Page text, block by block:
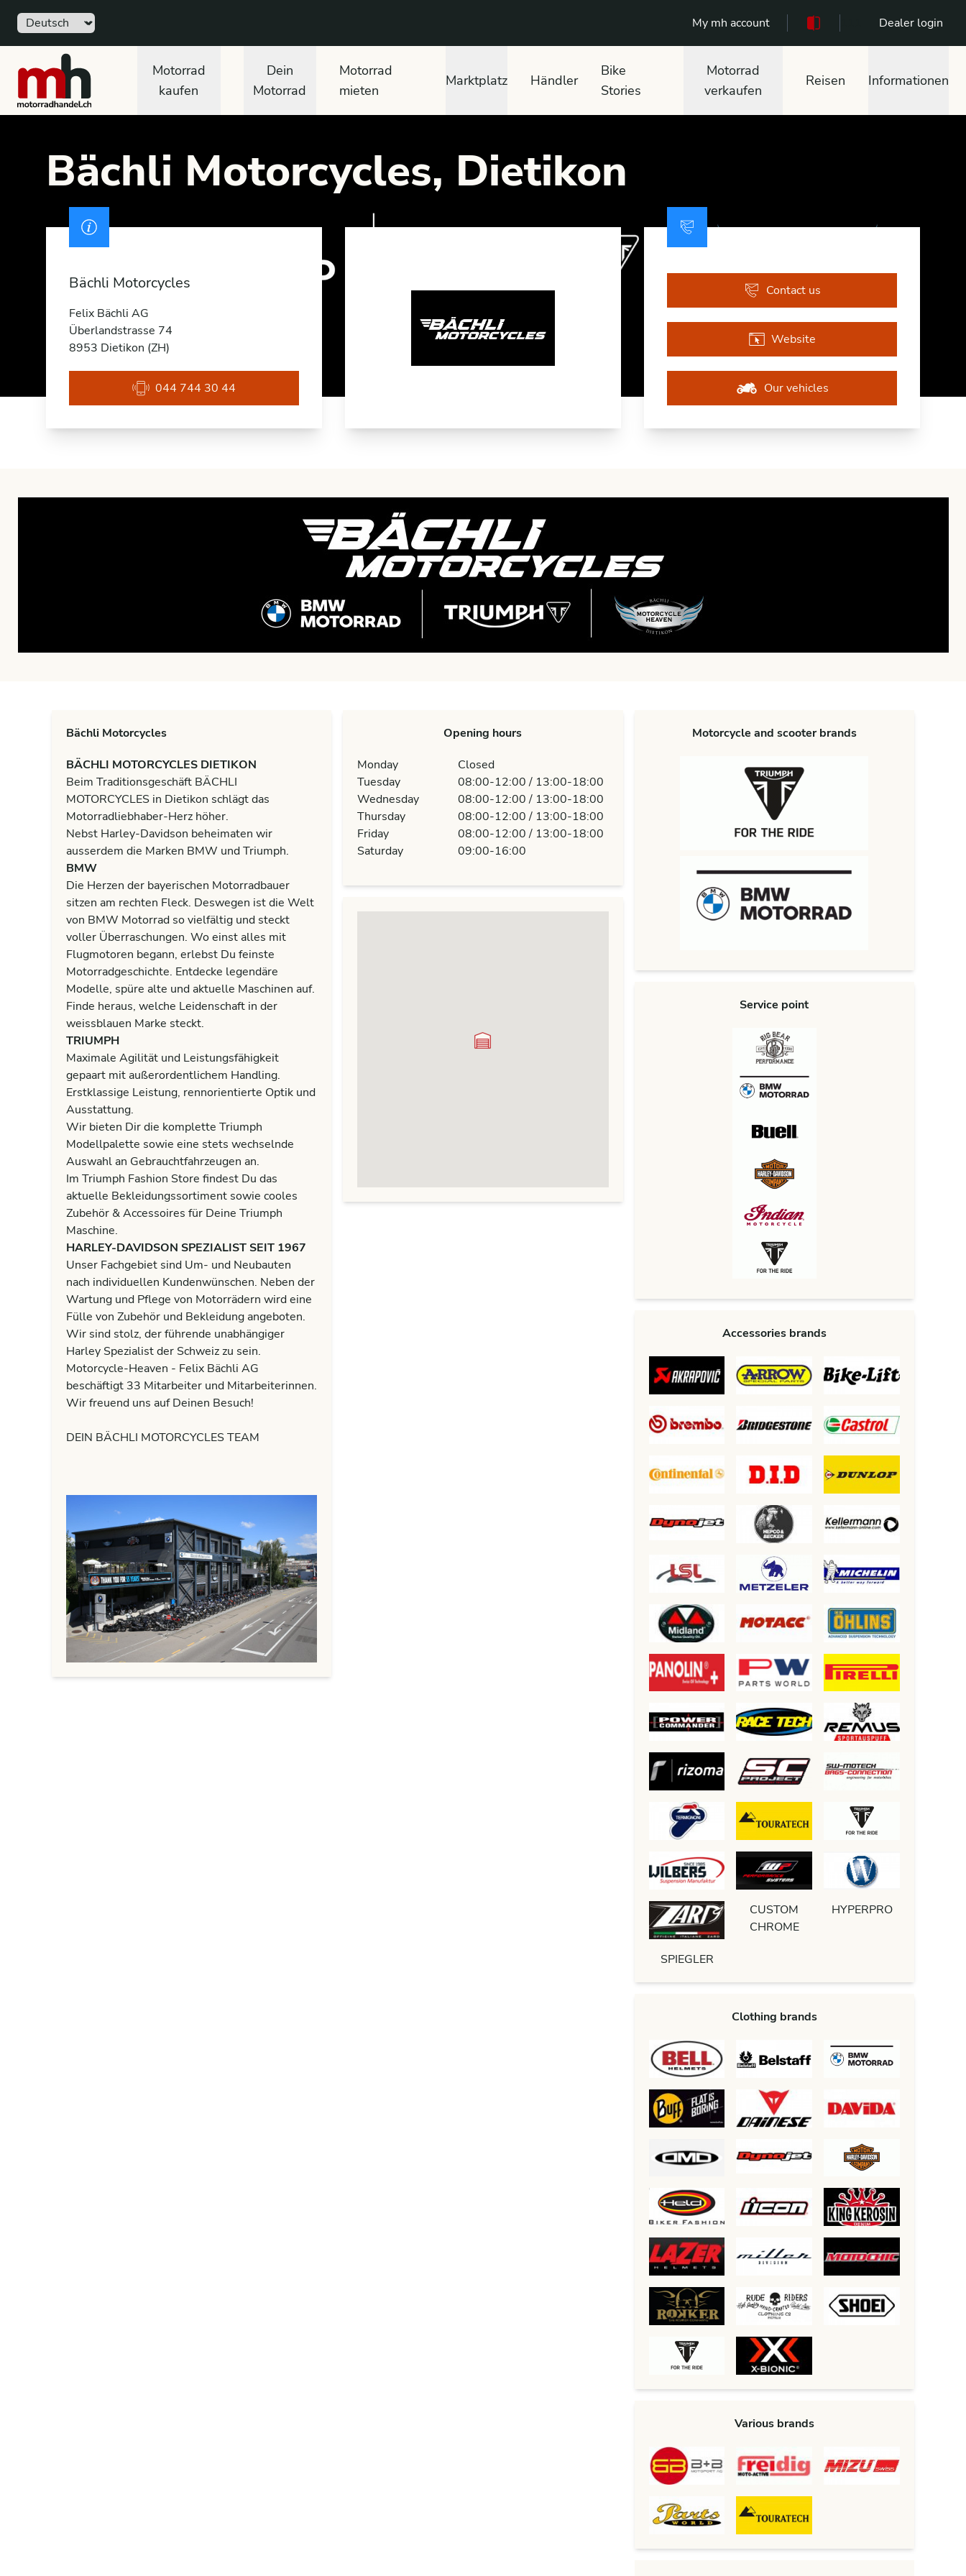
Sprache My mh account Dealer login
motorradhandel.ch
Motorrad
kaufen
Dein
Motorrad
Motorrad
mieten
Marktplatz Händler
Bike
Stories
Motorrad
verkaufen
Reisen Informationen
Bächli Motorcycles, Dietikon
Drivers licence
Bächli Motorcycles
Felix Bächli AG
Überlandstrasse 74
8953 Dietikon (ZH)
044 744 30 44
Contact us
Website
Our vehicles
Bächli Motorcycles
BÄCHLI MOTORCYCLES DIETIKON
Beim Traditionsgeschäft BÄCHLI
MOTORCYCLES in Dietikon schlägt das
Motorradliebhaber-Herz höher.
Nebst Harley-Davidson beheimaten wir
ausserdem die Marken BMW und Triumph.
BMW
Die Herzen der bayerischen Motorradbauer
sitzen am rechten Fleck. Deswegen ist die Welt
von BMW Motorrad so vielfältig und steckt
voller Überraschungen. Wo einst alles mit
Flugmotoren begann, erlebst Du feinste
Motorradgeschichte. Entdecke legendäre
Modelle, spüre alte und aktuelle Maschinen auf.
Finde heraus, welche Leidenschaft in der
weissblauen Marke steckt.
TRIUMPH
Maximale Agilität und Leistungsfähigkeit
gepaart mit außerordentlichem Handling.
Erstklassige Leistung, rennorientierte Optik und
Ausstattung.
Wir bieten Dir die komplette Triumph
Modellpalette sowie eine stets wechselnde
Auswahl an Gebrauchtfahrzeugen an.
Im Triumph Fashion Store findest Du das
aktuelle Bekleidungssortiment sowie cooles
Zubehör & Accessoires für Deine Triumph
Maschine.
HARLEY-DAVIDSON SPEZIALIST SEIT 1967
Unser Fachgebiet sind Um- und Neubauten
nach individuellen Kundenwünschen. Neben der
Wartung und Pflege von Motorrädern wird eine
Fülle von Zubehör und Bekleidung angeboten.
Wir sind stolz, der führende unabhängiger
Harley Spezialist der Schweiz zu sein.
Motorcycle-Heaven - Felix Bächli AG
beschäftigt 33 Mitarbeiter und Mitarbeiterinnen.
Wir freuend uns auf Deinen Besuch!
DEIN BÄCHLI MOTORCYCLES TEAM
Opening hours
Monday
Closed
Tuesday
08:00-12:00 / 13:00-18:00
Wednesday
08:00-12:00 / 13:00-18:00
Thursday
08:00-12:00 / 13:00-18:00
Friday
08:00-12:00 / 13:00-18:00
Saturday
09:00-16:00
Motorcycle and scooter brands
Service point
Accessories brands
CUSTOM
CHROME
HYPERPRO
SPIEGLER
Clothing brands
Various brands